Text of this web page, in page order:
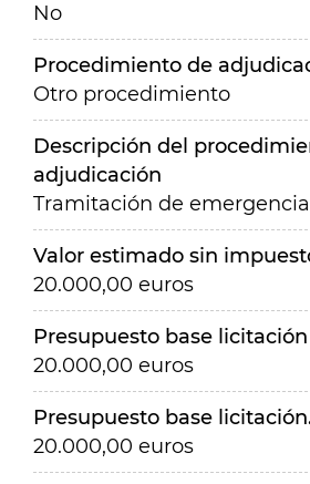
No
Procedimiento de
Otro procedimiento
Descripción del
adjudicación
Tramitación de emergencia
Valor estimado sin
20.000,00 euros
Presupuesto base
20.000,00 euros
Presupuesto base
20.000,00 euros